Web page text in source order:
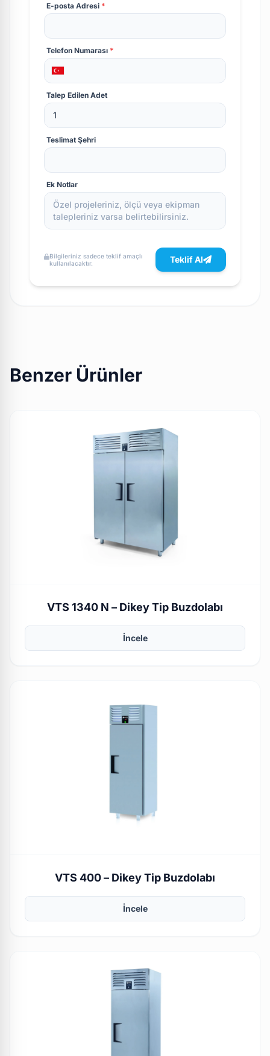
E-posta Adresi *
Telefon Numarası *
Talep Edilen Adet
Teslimat Şehri
Ek Notlar
Bilgileriniz sadece teklif amaçlı
kullanılacaktır.
Teklif Al
Benzer Ürünler
VTS 1340 N – Dikey Tip Buzdolabı
İncele
VTS 400 – Dikey Tip Buzdolabı
İncele